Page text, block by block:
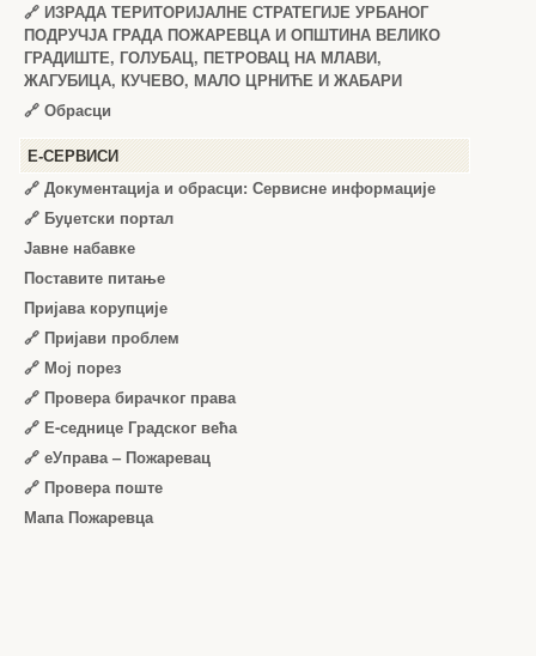
🔗 ИЗРАДА ТЕРИТОРИЈАЛНЕ СТРАТЕГИЈЕ УРБАНОГ
ПОДРУЧЈА ГРАДА ПОЖАРЕВЦА И ОПШТИНА ВЕЛИКО
ГРАДИШТЕ, ГОЛУБАЦ, ПЕТРОВАЦ НА МЛАВИ,
ЖАГУБИЦА, КУЧЕВО, МАЛО ЦРНИЋЕ И ЖАБАРИ
🔗 Обрасци
Е-СЕРВИСИ
🔗 Документација и обрасци: Сервисне информације
🔗 Буџетски портал
Јавне набавке
Поставите питање
Пријава корупције
🔗 Пријави проблем
🔗 Мој порез
🔗 Провера бирачког права
🔗 Е-седнице Градског већа
🔗 еУправа – Пожаревац
🔗 Провера поште
Мапа Пожаревца